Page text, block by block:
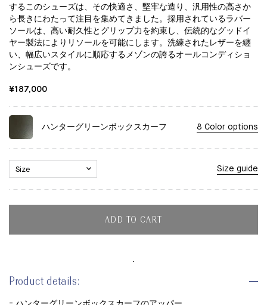
するこのシューズは、その快適さ、堅牢な造り、汎用性の高さか
ら長きにわたって注目を集めてきました。採用されているラバー
ソールは、高い耐久性とグリップ力を約束し、伝統的なグッドイ
ヤー製法によりリソールを可能にします。洗練されたレザーを纏
い、幅広いスタイルに順応するメゾンの誇るオールコンディショ
ンシューズです。
¥187,000
ハンターグリーンボックスカーフ 8 Color options
Size guide
ADD TO CART
Product details: